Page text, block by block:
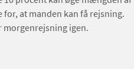
at manden kan få rejsning.
morgenrejsning igen.